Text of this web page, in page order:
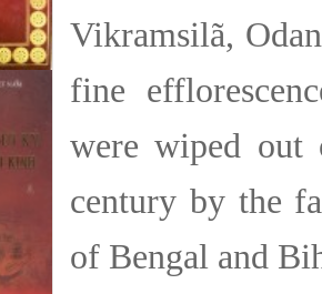
Vikramsilã,
fine
were wiped out
century by the
of Bengal and